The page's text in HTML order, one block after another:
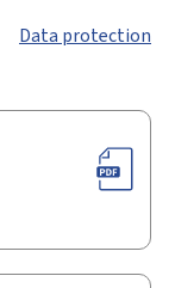
Data protection